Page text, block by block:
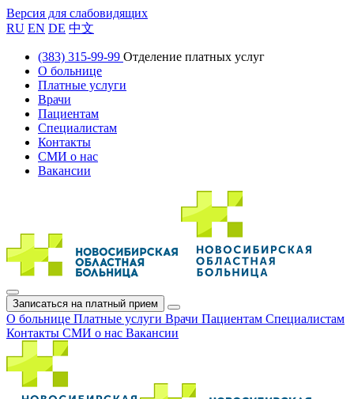
Версия для слабовидящих
RU EN DE 中文
(383) 315-99-99 Отделение платных услуг
О больнице
Платные услуги
Врачи
Пациентам
Специалистам
Контакты
СМИ о нас
Вакансии
Записаться на платный прием
О больнице Платные услуги Врачи Пациентам Специалистам
Контакты СМИ о нас Вакансии